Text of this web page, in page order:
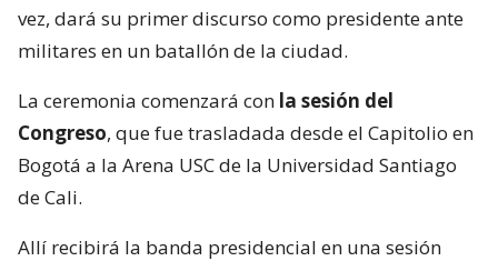
vez, dará su primer discurso como presidente ante
militares en un batallón de la ciudad.
La ceremonia comenzará con la sesión del
Congreso, que fue trasladada desde el Capitolio en
Bogotá a la Arena USC de la Universidad Santiago
de Cali.
Allí recibirá la banda presidencial en una sesión